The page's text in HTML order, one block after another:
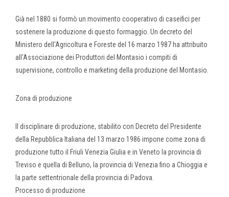
Già nel 1880 si formò un movimento cooperativo di caseifici per
sostenere la produzione di questo formaggio. Un decreto del
Ministero dell'Agricoltura e Foreste del 16 marzo 1987 ha attribuito
all'Associazione dei Produttori del Montasio i compiti di
supervisione, controllo e marketing della produzione del Montasio.
Zona di produzione
Il disciplinare di produzione, stabilito con Decreto del Presidente
della Repubblica Italiana del 13 marzo 1986 impone come zona di
produzione tutto il Friuli Venezia Giulia e in Veneto la provincia di
Treviso e quella di Belluno, la provincia di Venezia fino a Chioggia e
la parte settentrionale della provincia di Padova.
Processo di produzione